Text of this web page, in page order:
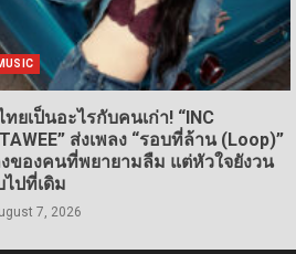
ยเป็นอะไรกับคนเก่า! “INC
ส่งเพลง “รอบที่ล้าน (Loop)”
งของคนที่พยายามลืม แต่หัวใจยังวน
ไปที่เดิม
7, 2026